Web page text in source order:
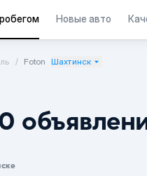
Новые авто
Foton Шахтинск